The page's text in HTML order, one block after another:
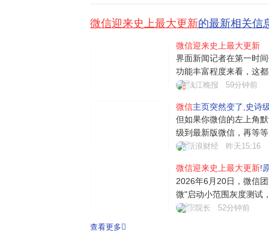
微信迎来史上最大更新的最新相关信
微信迎来史上最大更新
界面新闻记者在第一时
功能丰富程度来看，这
入"小微"后，用户可通
理等。例如"给妈妈发生
中值
钱江晚报 59分钟前
微信主页突然变了,史诗
但如果你微信的左上角
级到最新版微信，再等
别？可能有人会问：之
大。之前那些 AI 功能完
新浪财经 昨天15:16
微信迎来史上最大更新!
2026年6月20日，微信
微"启动小范围灰度测试
民级应用正式进军AI领
宋院长 52分钟前
查看更多